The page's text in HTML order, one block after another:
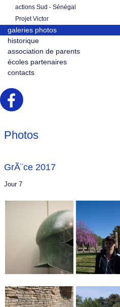
actions Sud - Sénégal
Projet Victor
galeries photos
historique
association de parents
écoles partenaires
contacts
Photos
GrÃ¨ce 2017
Jour 7